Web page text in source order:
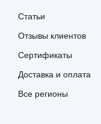
Статьи
Отзывы клиентов
Сертификаты
Доставка и оплата
Все регионы